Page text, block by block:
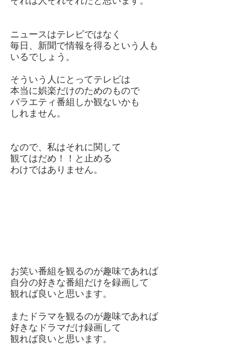
ニュースはテレビではなく
毎日、新聞で情報を得るという人も
いるでしょう。
そういう人にとってテレビは
本当に娯楽だけのためのもので
バラエティ番組しか観ないかも
しれません。
なので、私はそれに関して
観てはだめ！！と止める
わけではありません。
お笑い番組を観るのが趣味であれば
自分の好きな番組だけを録画して
観れば良いと思います。
またドラマを観るのが趣味であれば
好きなドラマだけ録画して
観れば良いと思います。